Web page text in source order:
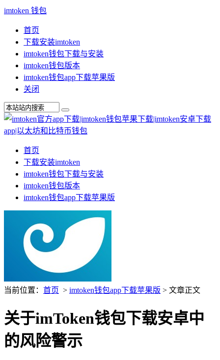
imtoken 钱包
首页
下载安装imtoken
imtoken钱包下载与安装
imtoken钱包版本
imtoken钱包app下载苹果版
关闭
首页
下载安装imtoken
imtoken钱包下载与安装
imtoken钱包版本
imtoken钱包app下载苹果版
当前位置： 首页 > imtoken钱包app下载苹果版 > 文章正文
关于imToken钱包下载安卓中
的风险警示